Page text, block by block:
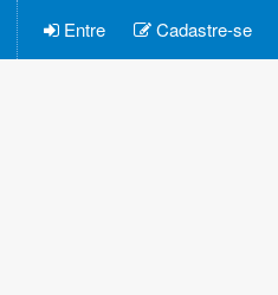
Entre Cadastre-se